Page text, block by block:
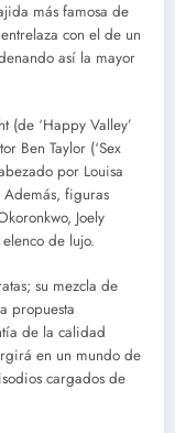
más famosa de
con el de un
así la mayor
(de ‘Happy Valley’
Ben Taylor (‘Sex
por Louisa
figuras
Joely
de lujo.
su mezcla de
propuesta
de la calidad
en un mundo de
cargados de